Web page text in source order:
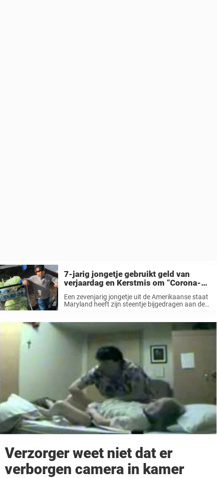
7-jarig jongetje gebruikt geld van
verjaardag en Kerstmis om “Corona-
zorgpakketten” te maken voor ouderen
Een zevenjarig jongetje uit de Amerikaanse staat
Maryland heeft zijn steentje bijgedragen aan de
eigen geld, zo’n 100 dollar, om zogenaamde
“Corona-zorgpakketten” te ...
Verzorger weet niet dat er
verborgen camera in kamer